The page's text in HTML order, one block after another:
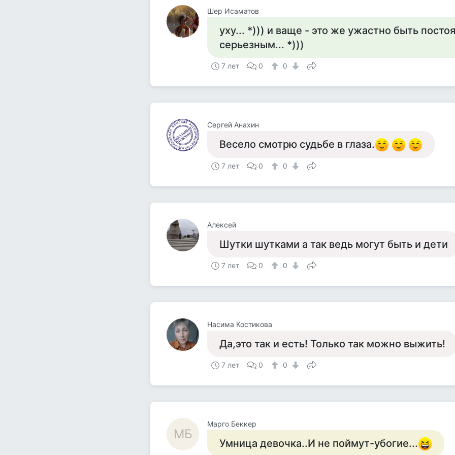
Шер Исаматов
уху... *))) и ваще - это же ужастно быть
серьезным... *)))
7 лет 0 0
Сергей Анахин
Весело смотрю судьбе в глаза.
7 лет 0 0
Алексей
Шутки шутками а так ведь могут быть и дети
7 лет 0 0
Насима Костикова
Да,это так и есть! Только так можно выжить!
7 лет 0 0
MБ
Mарго Беккер
Умница девочка..И не поймут-убогие...